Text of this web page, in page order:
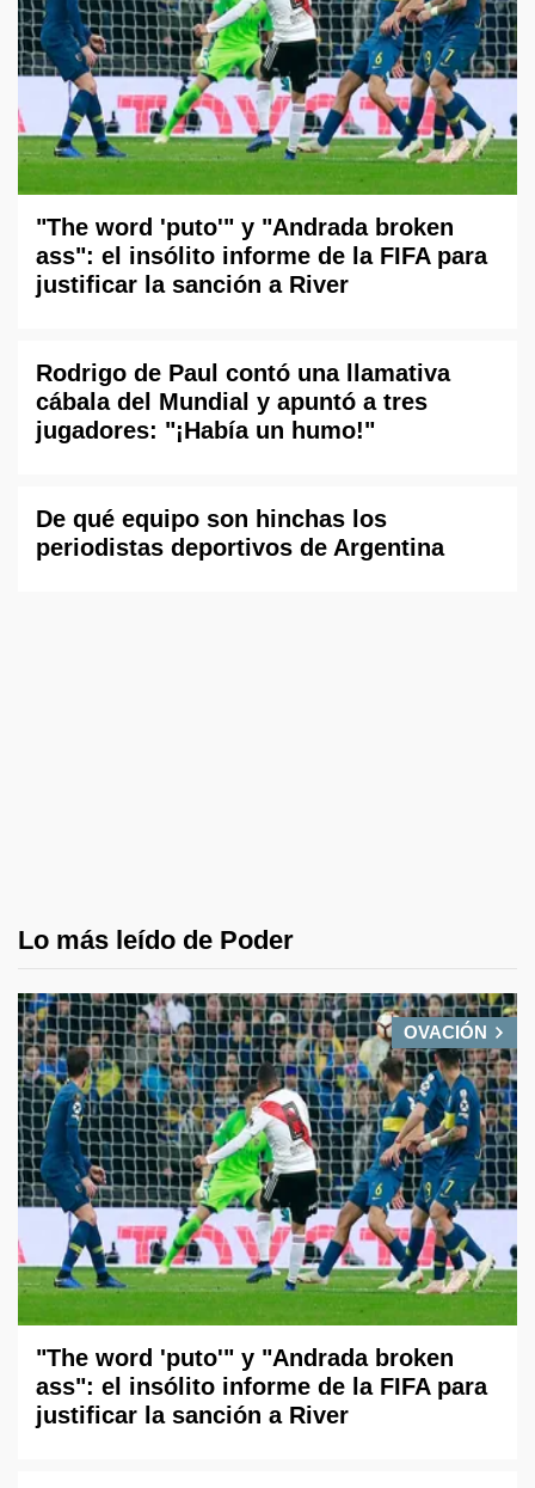
"The word 'puto'" y "Andrada broken
ass": el insólito informe de la FIFA para
justificar la sanción a River
Rodrigo de Paul contó una llamativa
cábala del Mundial y apuntó a tres
jugadores: "¡Había un humo!"
De qué equipo son hinchas los
periodistas deportivos de Argentina
Lo más leído de Poder
OVACIÓN
"The word 'puto'" y "Andrada broken
ass": el insólito informe de la FIFA para
justificar la sanción a River